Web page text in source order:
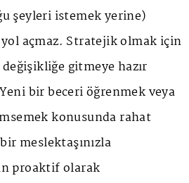
şeyleri istemek yerine)
yol açmaz. Stratejik olmak için
değişikliğe gitmeye hazır
bir beceri öğrenmek veya
konusunda rahat
meslektaşınızla
proaktif olarak